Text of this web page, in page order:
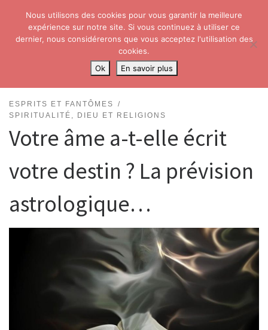
Skip to content
Search
Esprits et fantômes»Votre âme a-t-elle écrit
votre destin ? La prévision astrologique…
ESPRITS ET FANTÔMES
SPIRITUALITÉ, DIEU ET RELIGIONS
Votre âme a-t-elle écrit
votre destin ? La prévision
astrologique…
Nous utilisons des cookies pour vous garantir la meilleure
expérience sur notre site. Si vous continuez à utiliser ce
dernier, nous considérerons que vous acceptez l'utilisation des
cookies.
Ok
En savoir plus